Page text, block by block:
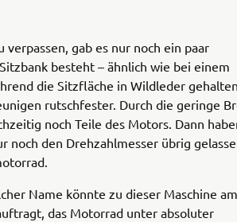
gab es nur noch ein paar
besteht – ähnlich wie bei einem
die Sitzfläche in Wildleder
rutschfester. Durch die geringe
noch Teile des Motors. Dann
noch den Drehzahlmesser übrig
Name könnte zu dieser Maschine am
das Motorrad unter absoluter